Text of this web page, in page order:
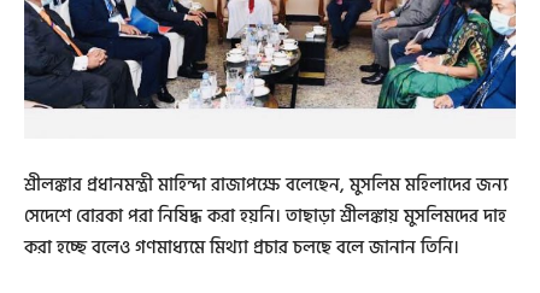
শ্রীলঙ্কার প্রধানমন্ত্রী মাহিন্দা রাজাপক্ষে বলেছেন, মুসলিম মহিলাদের জন্য
সেদেশে বোরকা পরা নিষিদ্ধ করা হয়নি। তাছাড়া শ্রীলঙ্কায় মুসলিমদের দাহ
করা হচ্ছে বলেও গণমাধ্যমে মিথ্যা প্রচার চলছে বলে জানান তিনি।